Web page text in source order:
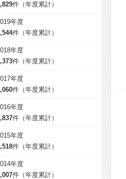
件（年度累計）
年度
件（年度累計）
年度
件（年度累計）
年度
件（年度累計）
年度
件（年度累計）
年度
件（年度累計）
年度
件（年度累計）